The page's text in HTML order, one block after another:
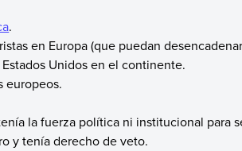
.
en Europa (que puedan
Unidos en el continente.
europeos.
la fuerza política ni institucional para
y tenía derecho de veto.